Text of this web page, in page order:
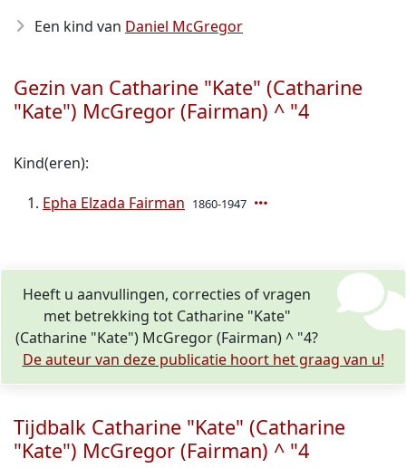
Een kind van Daniel McGregor
Gezin van Catharine "Kate" (Catharine
"Kate") McGregor (Fairman) ^ "4
Kind(eren):
Epha Elzada Fairman 1860-1947
Heeft u aanvullingen, correcties of vragen
met betrekking tot Catharine "Kate"
(Catharine "Kate") McGregor (Fairman) ^ "4?
De auteur van deze publicatie hoort het graag van u!
Tijdbalk Catharine "Kate" (Catharine
"Kate") McGregor (Fairman) ^ "4